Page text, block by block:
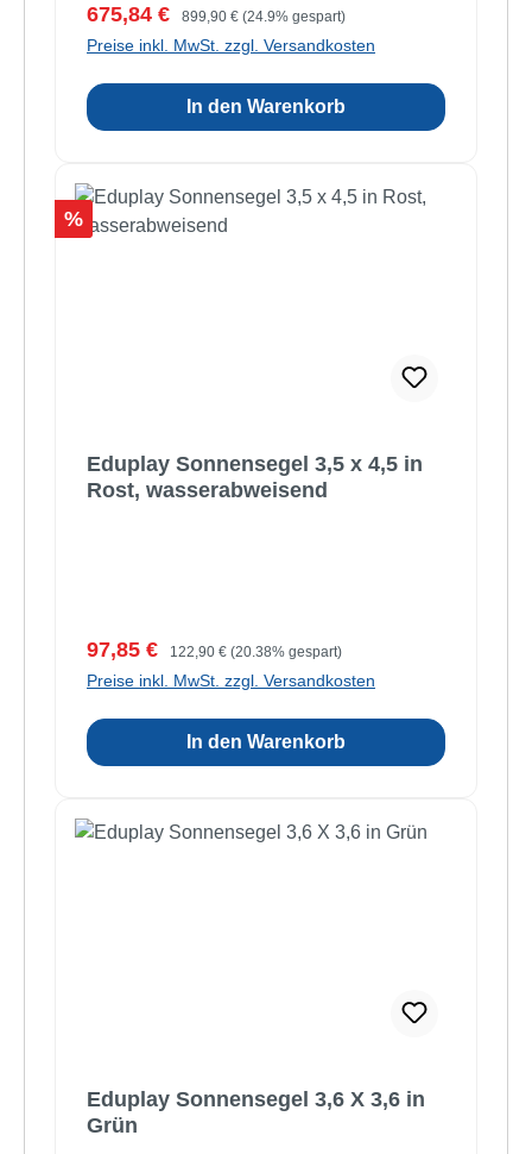
Verkaufspreis:
675,84 € Regulärer Preis:
899,90 € (24.9% gespart)
Preise inkl. MwSt. zzgl. Versandkosten
In den Warenkorb
Rabatt
%
Eduplay Sonnensegel 3,5 x 4,5 in
Rost, wasserabweisend
Verkaufspreis:
97,85 € Regulärer Preis:
122,90 € (20.38% gespart)
Preise inkl. MwSt. zzgl. Versandkosten
In den Warenkorb
Eduplay Sonnensegel 3,6 X 3,6 in
Grün